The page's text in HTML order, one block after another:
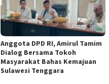
Anggota DPD RI, Amirul Tamim
Dialog Bersama Tokoh
Masyarakat Bahas Kemajuan
Sulawesi Tenggara